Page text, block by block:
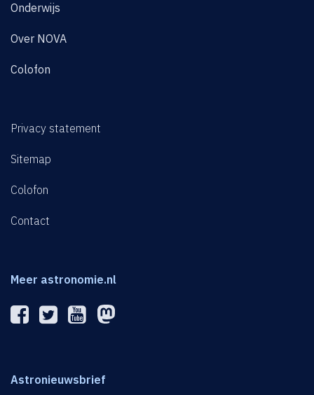
Onderwijs
Over NOVA
Colofon
Privacy statement
Sitemap
Colofon
Contact
Meer astronomie.nl
Astronieuwsbrief